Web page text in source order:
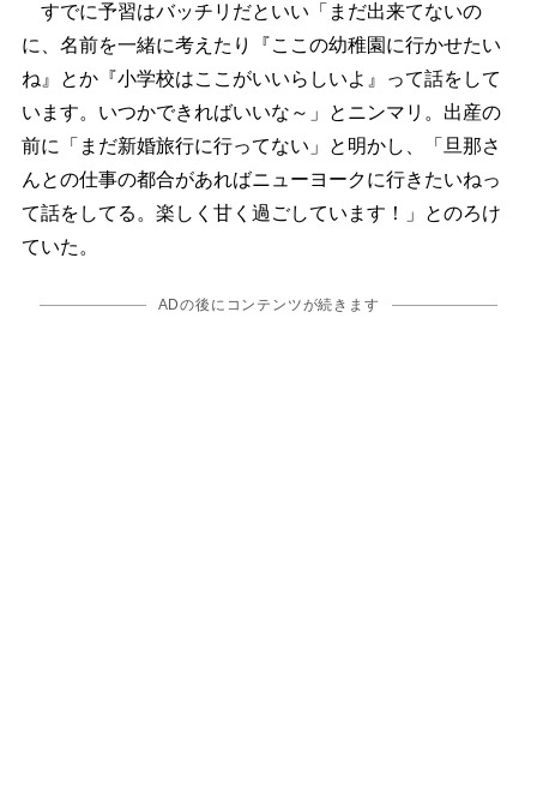
すでに予習はバッチリだといい「まだ出来てないの
に、名前を一緒に考えたり『ここの幼稚園に行かせたい
ね』とか『小学校はここがいいらしいよ』って話をして
います。いつかできればいいな～」とニンマリ。出産の
前に「まだ新婚旅行に行ってない」と明かし、「旦那さ
んとの仕事の都合があればニューヨークに行きたいねっ
て話をしてる。楽しく甘く過ごしています！」とのろけ
ていた。
ADの後にコンテンツが続きます